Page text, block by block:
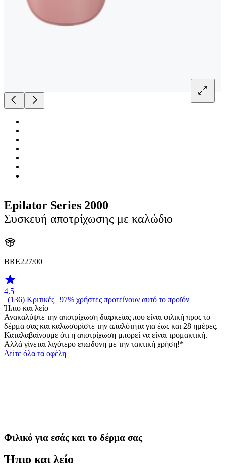
Epilator Series 2000
Συσκευή αποτρίχωσης με καλώδιο
BRE227/00
4.5
| (136) Κριτικές | 97% χρήστες προτείνουν αυτό το προϊόν
Ήπιο και λείο
Ανακαλύψτε την αποτρίχωση διαρκείας που είναι φιλική προς το
δέρμα σας και καλωσορίστε την απαλότητα για έως και 28 ημέρες.
Καταλαβαίνουμε ότι η αποτρίχωση μπορεί να είναι τρομακτική.
Αλλά γίνεται λιγότερο επώδυνη με την τακτική χρήση!*
Δείτε όλα τα οφέλη
Φιλικό για εσάς και το δέρμα σας
Ήπιο και λείο